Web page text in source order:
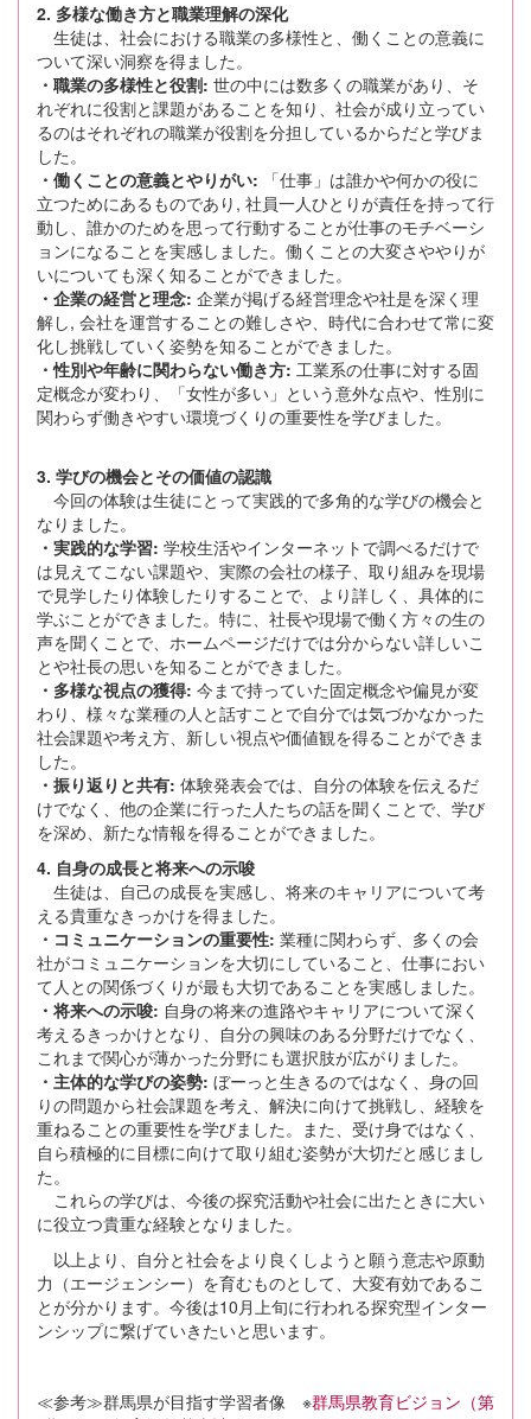
2. 多様な働き方と職業理解の深化
生徒は、社会における職業の多様性と、働くことの意義に
ついて深い洞察を得ました。
・職業の多様性と役割: 世の中には数多くの職業があり、そ
れぞれに役割と課題があることを知り、社会が成り立ってい
るのはそれぞれの職業が役割を分担しているからだと学びま
した。
・働くことの意義とやりがい: 「仕事」は誰かや何かの役に
立つためにあるものであり, 社員一人ひとりが責任を持って行
動し、誰かのためを思って行動することが仕事のモチベーシ
ョンになることを実感しました。働くことの大変さややりが
いについても深く知ることができました。
・企業の経営と理念: 企業が掲げる経営理念や社是を深く理
解し, 会社を運営することの難しさや、時代に合わせて常に変
化し挑戦していく姿勢を知ることができました。
・性別や年齢に関わらない働き方: 工業系の仕事に対する固
定概念が変わり、「女性が多い」という意外な点や、性別に
関わらず働きやすい環境づくりの重要性を学びました。
3. 学びの機会とその価値の認識
今回の体験は生徒にとって実践的で多角的な学びの機会と
なりました。
・実践的な学習: 学校生活やインターネットで調べるだけで
は見えてこない課題や、実際の会社の様子、取り組みを現場
で見学したり体験したりすることで、より詳しく、具体的に
学ぶことができました。特に、社長や現場で働く方々の生の
声を聞くことで、ホームページだけでは分からない詳しいこ
とや社長の思いを知ることができました。
・多様な視点の獲得: 今まで持っていた固定概念や偏見が変
わり、様々な業種の人と話すことで自分では気づかなかった
社会課題や考え方、新しい視点や価値観を得ることができま
した。
・振り返りと共有: 体験発表会では、自分の体験を伝えるだ
けでなく、他の企業に行った人たちの話を聞くことで、学び
を深め、新たな情報を得ることができました。
4. 自身の成長と将来への示唆
生徒は、自己の成長を実感し、将来のキャリアについて考
える貴重なきっかけを得ました。
・コミュニケーションの重要性: 業種に関わらず、多くの会
社がコミュニケーションを大切にしていること、仕事におい
て人との関係づくりが最も大切であることを実感しました。
・将来への示唆: 自身の将来の進路やキャリアについて深く
考えるきっかけとなり、自分の興味のある分野だけでなく、
これまで関心が薄かった分野にも選択肢が広がりました。
・主体的な学びの姿勢: ぼーっと生きるのではなく、身の回
りの問題から社会課題を考え、解決に向けて挑戦し、経験を
重ねることの重要性を学びました。また、受け身ではなく、
自ら積極的に目標に向けて取り組む姿勢が大切だと感じまし
た。
これらの学びは、今後の探究活動や社会に出たときに大い
に役立つ貴重な経験となりました。
以上より、自分と社会をより良くしようと願う意志や原動
力（エージェンシー）を育むものとして、大変有効であるこ
とが分かります。今後は10月上旬に行われる探究型インター
ンシップに繋げていきたいと思います。
≪参考≫群馬県が目指す学習者像 ※群馬県教育ビジョン（第